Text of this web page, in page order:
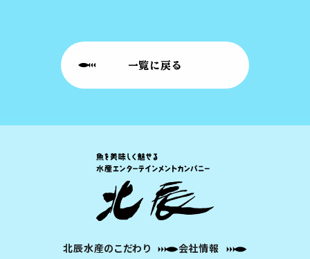
一覧に戻る
北辰水産のこだわり 会社情報